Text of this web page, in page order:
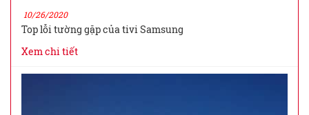
10/26/2020
Top lỗi tường gặp của tivi Samsung
Xem chi tiết